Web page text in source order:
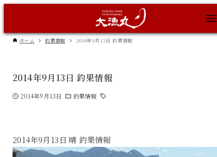
ホーム 釣果情報 2014年9月13日 釣果情報
2014年9月13日 釣果情報
2014年9月13日 釣果情報
2014年9月13日 晴 釣果情報